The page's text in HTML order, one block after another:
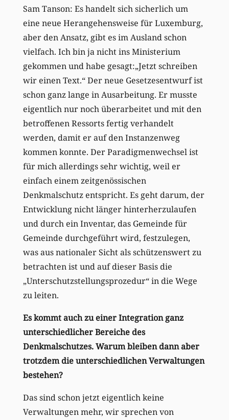
Sam Tanson: Es handelt sich sicherlich um
eine neue Herangehensweise für Luxemburg,
aber den Ansatz, gibt es im Ausland schon
vielfach. Ich bin ja nicht ins Ministerium
gekommen und habe gesagt:„Jetzt schreiben
wir einen Text.“ Der neue Gesetzesentwurf ist
schon ganz lange in Ausarbeitung. Er musste
eigentlich nur noch überarbeitet und mit den
betroffenen Ressorts fertig verhandelt
werden, damit er auf den Instanzenweg
kommen konnte. Der Paradigmenwechsel ist
für mich allerdings sehr wichtig, weil er
einfach einem zeitgenössischen
Denkmalschutz entspricht. Es geht darum, der
Entwicklung nicht länger hinterherzulaufen
und durch ein Inventar, das Gemeinde für
Gemeinde durchgeführt wird, festzulegen,
was aus nationaler Sicht als schützenswert zu
betrachten ist und auf dieser Basis die
„Unterschutzstellungsprozedur“ in die Wege
zu leiten.
Es kommt auch zu einer Integration ganz
unterschiedlicher Bereiche des
Denkmalschutzes. Warum bleiben dann aber
trotzdem die unterschiedlichen Verwaltungen
bestehen?
Das sind schon jetzt eigentlich keine
Verwaltungen mehr, wir sprechen von